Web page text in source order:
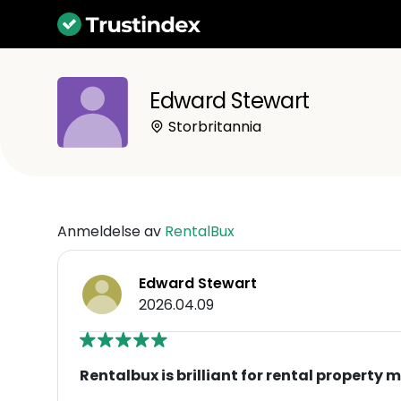
Edward Stewart
Storbritannia
Anmeldelse av RentalBux
Edward Stewart
2026.04.09
Rentalbux is brilliant for rental property